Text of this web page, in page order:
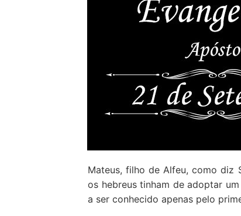
Quem somos
CARRINHO
Mateus, filho de Alfeu, como diz
os hebreus tinham de adoptar
a ser conhecido apenas pelo